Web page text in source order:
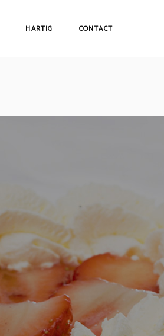
HARTIG CONTACT